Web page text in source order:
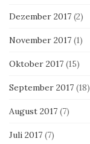
Dezember 2017 (2)
November 2017 (1)
Oktober 2017 (15)
September 2017 (18)
August 2017 (7)
Juli 2017 (7)